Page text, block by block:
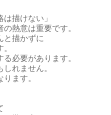
描けない」
熱意は重要です。
と描かずに
必要があります。
れません。
ます。